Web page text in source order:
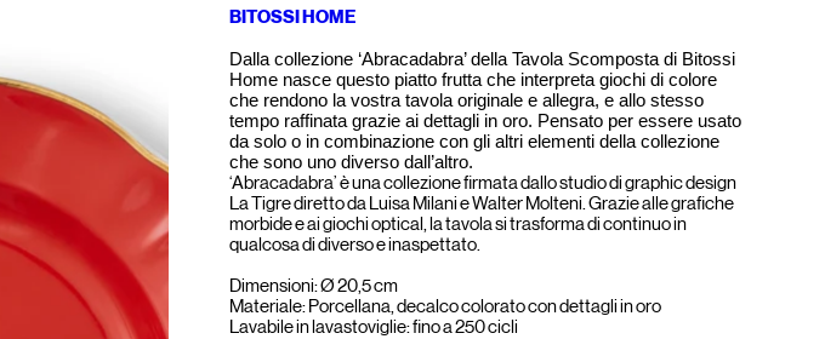
BITOSSI HOME
Dalla collezione ‘Abracadabra’ della Tavola Scomposta di Bitossi
Home nasce questo piatto frutta che interpreta giochi di colore
che rendono la vostra tavola originale e allegra, e allo stesso
tempo raffinata grazie ai dettagli in oro. Pensato per essere usato
da solo o in combinazione con gli altri elementi della collezione
che sono uno diverso dall’altro.
‘Abracadabra’ è una collezione firmata dallo studio di graphic design
La Tigre diretto da Luisa Milani e Walter Molteni. Grazie alle grafiche
morbide e ai giochi optical, la tavola si trasforma di continuo in
qualcosa di diverso e inaspettato.
Dimensioni: Ø 20,5 cm
Materiale: Porcellana, decalco colorato con dettagli in oro
Lavabile in lavastoviglie: fino a 250 cicli